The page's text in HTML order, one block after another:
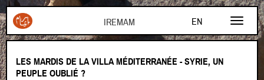
EN
FR
AR
Aller au contenu principal
LES MARDIS DE LA VILLA MÉDITERRANÉE - SYRIE, UN
PEUPLE OUBLIÉ ?